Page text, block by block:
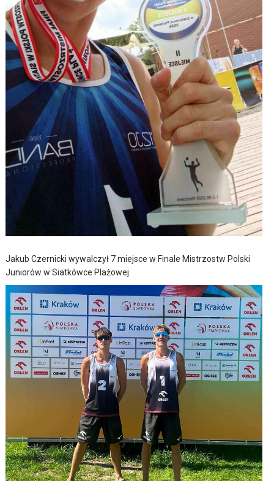
Jakub Czernicki wywalczył 7 miejsce w Finale Mistrzostw Polski
Juniorów w Siatkówce Plażowej